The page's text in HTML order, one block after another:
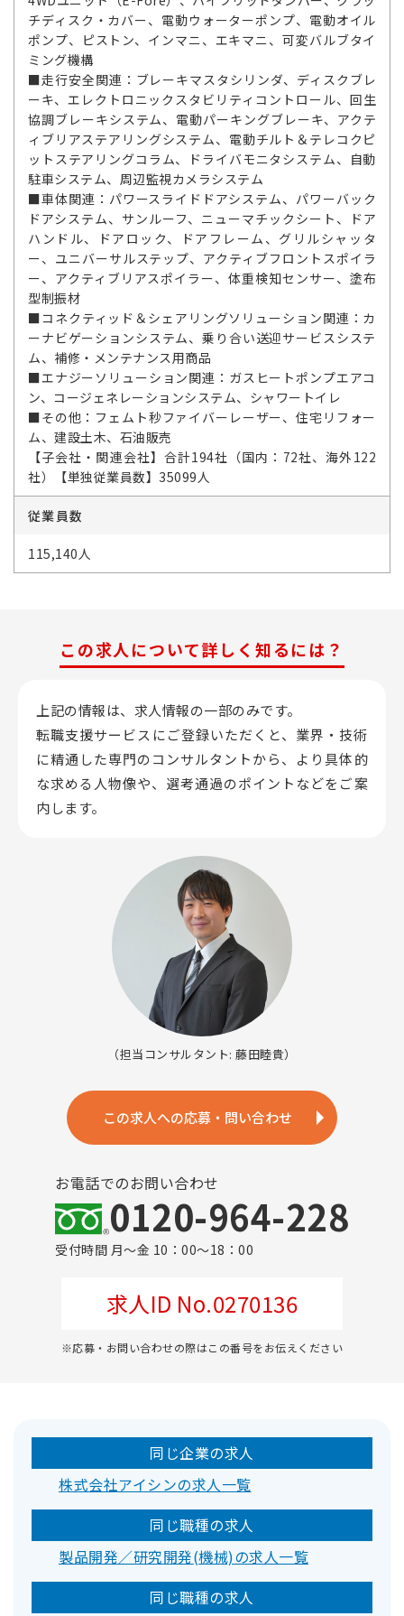
チディスク・カバー、電動ウォーターポンプ、電動オイル
ポンプ、ピストン、インマニ、エキマニ、可変バルブタイ
ミング機構
■走行安全関連：ブレーキマスタシリンダ、ディスクブレ
ーキ、エレクトロニックスタビリティコントロール、回生
協調ブレーキシステム、電動パーキングブレーキ、アクテ
ィブリアステアリングシステム、電動チルト＆テレコクピ
ットステアリングコラム、ドライバモニタシステム、自動
駐車システム、周辺監視カメラシステム
■車体関連：パワースライドドアシステム、パワーバック
ドアシステム、サンルーフ、ニューマチックシート、ドア
ハンドル、ドアロック、ドアフレーム、グリルシャッタ
ー、ユニバーサルステップ、アクティブフロントスポイラ
ー、アクティブリアスポイラー、体重検知センサー、塗布
型制振材
■コネクティッド＆シェアリングソリューション関連：カ
ーナビゲーションシステム、乗り合い送迎サービスシステ
ム、補修・メンテナンス用商品
■エナジーソリューション関連：ガスヒートポンプエアコ
ン、コージェネレーションシステム、シャワートイレ
■その他：フェムト秒ファイバーレーザー、住宅リフォー
ム、建設土木、石油販売
【子会社・関連会社】合計194社（国内：72社、海外122
社）【単独従業員数】35099人
従業員数
115,140人
この求人について詳しく知るには？
上記の情報は、求人情報の一部のみです。
転職支援サービスにご登録いただくと、業界・技術
に精通した専門のコンサルタントから、 より具体的
な求める人物像や、選考通過のポイントなどをご案
内します。
（担当コンサルタント: 藤田睦貴）
この求人への応募・問い合わせ
お電話でのお問い合わせ
0120-964-228
受付時間 月～金 10：00～18：00
求人ID No.0270136
※応募・お問い合わせの際はこの番号をお伝えください
同じ企業の求人
株式会社アイシンの求人一覧
同じ職種の求人
製品開発／研究開発(機械)の求人一覧
同じ職種の求人